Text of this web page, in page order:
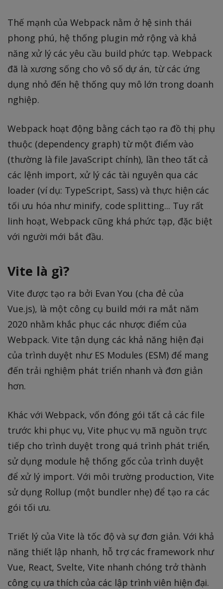
Thế mạnh của Webpack nằm ở hệ sinh thái
phong phú, hệ thống plugin mở rộng và khả
năng xử lý các yêu cầu build phức tạp. Webpack
đã là xương sống cho vô số dự án, từ các ứng
dụng nhỏ đến hệ thống quy mô lớn trong doanh
nghiệp.
Webpack hoạt động bằng cách tạo ra đồ thị phụ
thuộc (dependency graph) từ một điểm vào
(thường là file JavaScript chính), lần theo tất cả
các lệnh import, xử lý các tài nguyên qua các
loader (ví dụ: TypeScript, Sass) và thực hiện các
tối ưu hóa như minify, code splitting... Tuy rất
linh hoạt, Webpack cũng khá phức tạp, đặc biệt
với người mới bắt đầu.
Vite là gì?
Vite được tạo ra bởi Evan You (cha đẻ của
Vue.js), là một công cụ build mới ra mắt năm
2020 nhằm khắc phục các nhược điểm của
Webpack. Vite tận dụng các khả năng hiện đại
của trình duyệt như ES Modules (ESM) để mang
đến trải nghiệm phát triển nhanh và đơn giản
hơn.
Khác với Webpack, vốn đóng gói tất cả các file
trước khi phục vụ, Vite phục vụ mã nguồn trực
tiếp cho trình duyệt trong quá trình phát triển,
sử dụng module hệ thống gốc của trình duyệt
để xử lý import. Với môi trường production, Vite
sử dụng Rollup (một bundler nhẹ) để tạo ra các
gói tối ưu.
Triết lý của Vite là tốc độ và sự đơn giản. Với khả
năng thiết lập nhanh, hỗ trợ các framework như
Vue, React, Svelte, Vite nhanh chóng trở thành
công cụ ưa thích của các lập trình viên hiện đại.